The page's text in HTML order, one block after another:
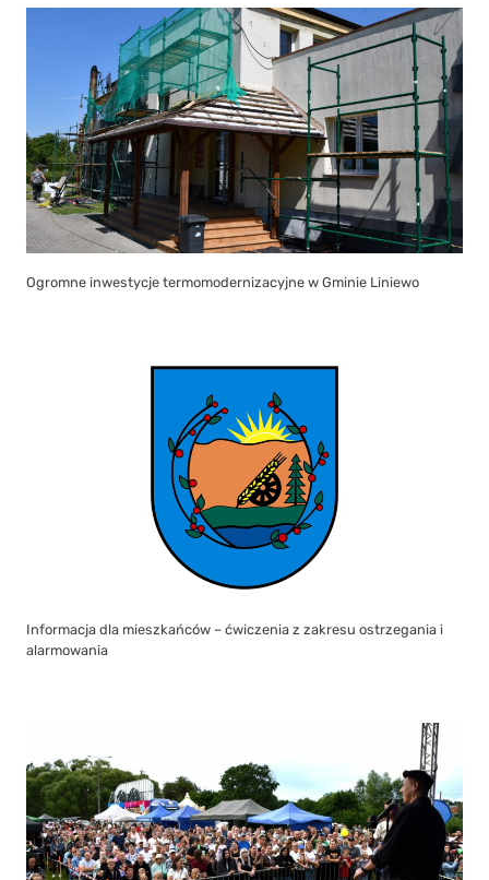
Ogromne inwestycje termomodernizacyjne w Gminie Liniewo
Informacja dla mieszkańców – ćwiczenia z zakresu ostrzegania i
alarmowania